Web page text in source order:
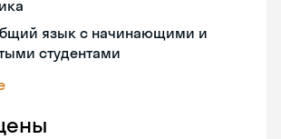
язык с начинающими и
студентами